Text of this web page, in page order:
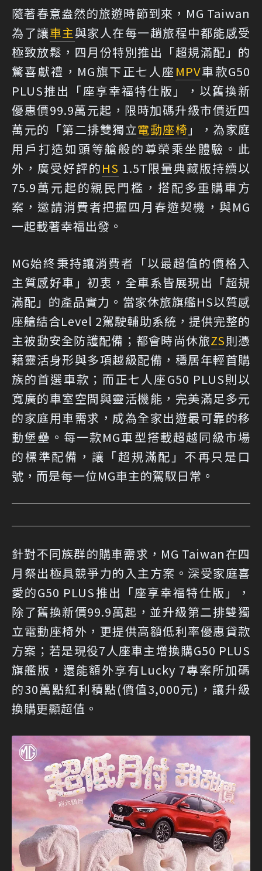
隨著春意盎然的旅遊時節到來，MG Taiwan
為了讓車主與家人在每一趟旅程中都能感受
極致放鬆，四月份特別推出「超規滿配」的
驚喜獻禮，MG旗下正七人座 MPV車款G50
PLUS推出「座享幸福特仕版」，以舊換新
優惠價99.9萬元起，限時加碼升級市價近四
萬元的「第二排雙獨立電動座椅 」，為家庭
用戶打造如頭等艙般的尊榮乘坐體驗。此
外，廣受好評的HS 1.5T限量典藏版持續以
75.9萬元起的親民門檻，搭配多重購車方
案，邀請消費者把握四月春遊契機，與MG
一起載著幸福出發。
MG始終秉持讓消費者「以最超值的價格入
主質感好車」初衷，全車系皆展現出「超規
滿配」的產品實力。當家休旅旗艦HS以質感
座艙結合Level 2駕駛輔助系統，提供完整的
主被動安全防護配備；都會時尚休旅ZS則憑
藉靈活身形與多項越級配備，穩居年輕首購
族的首選車款；而正七人座G50 PLUS則以
寬廣的車室空間與靈活機能，完美滿足多元
的家庭用車需求，成為全家出遊最可靠的移
動堡壘。每一款MG車型搭載超越同級市場
的標準配備，讓「超規滿配」不再只是口
號，而是每一位MG車主的駕馭日常。
針對不同族群的購車需求，MG Taiwan在四
月祭出極具競爭力的入主方案。深受家庭喜
愛的G50 PLUS推出「座享幸福特仕版」，
除了舊換新價99.9萬起，並升級第二排雙獨
立電動座椅外，更提供高額低利率優惠貸款
方案；若是現役7人座車主增換購G50 PLUS
旗艦版，還能額外享有Lucky 7專案所加碼
的30萬點紅利積點(價值3,000元)，讓升級
換購更顯超值。